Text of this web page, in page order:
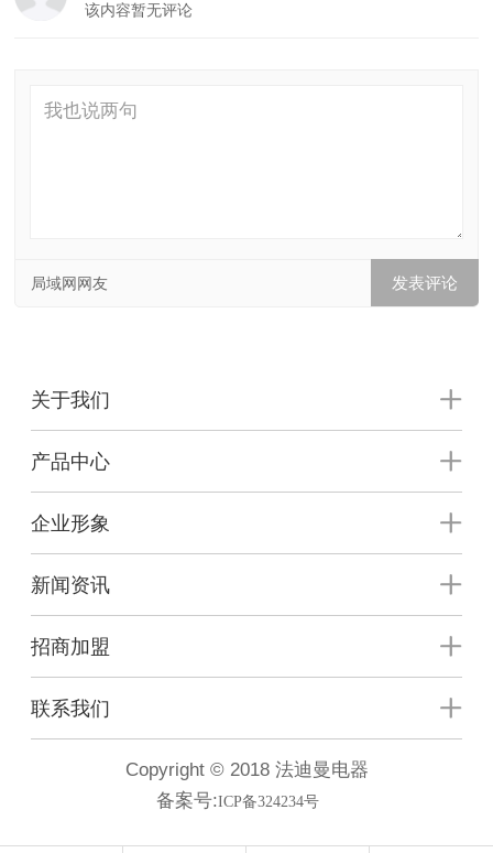
该内容暂无评论
局域网网友
关于我们
产品中心
企业形象
新闻资讯
招商加盟
联系我们
Copyright © 2018 法迪曼电器
备案号:ICP备324234号